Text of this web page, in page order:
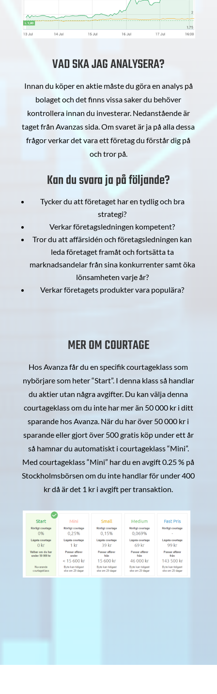
VAD SKA JAG ANALYSERA?
Innan du köper en aktie måste du göra en analys på
bolaget och det finns vissa saker du behöver
kontrollera innan du investerar. Nedanstående är
taget från Avanzas sida. Om svaret är ja på alla dessa
frågor verkar det vara ett företag du förstår dig på
och tror på.
Kan du svara ja på följande?
Tycker du att företaget har en tydlig och bra
strategi?
Verkar företagsledningen kompetent?
Tror du att affärsidén och företagsledningen kan
leda företaget framåt och fortsätta ta
marknadsandelar från sina konkurrenter samt öka
lönsamheten varje år?
Verkar företagets produkter vara populära?
MER OM COURTAGE
Hos Avanza får du en specifik courtageklass som
nybörjare som heter “Start”. I denna klass så handlar
du aktier utan några avgifter. Du kan välja denna
courtageklass om du inte har mer än 50 000 kr i ditt
sparande hos Avanza. När du har över 50 000 kr i
sparande eller gjort över 500 gratis köp under ett år
så hamnar du automatiskt i courtageklass “Mini”.
Med courtageklass “Mini” har du en avgift 0.25 % på
Stockholmsbörsen om du inte handlar för under 400
kr då är det 1 kr i avgift per transaktion.